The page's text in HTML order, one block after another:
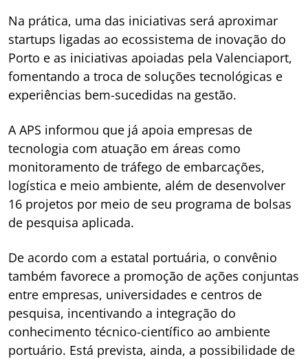
Na prática, uma das iniciativas será aproximar
startups ligadas ao ecossistema de inovação do
Porto e as iniciativas apoiadas pela Valenciaport,
fomentando a troca de soluções tecnológicas e
experiências bem-sucedidas na gestão.
A APS informou que já apoia empresas de
tecnologia com atuação em áreas como
monitoramento de tráfego de embarcações,
logística e meio ambiente, além de desenvolver
16 projetos por meio de seu programa de bolsas
de pesquisa aplicada.
De acordo com a estatal portuária, o convênio
também favorece a promoção de ações conjuntas
entre empresas, universidades e centros de
pesquisa, incentivando a integração do
conhecimento técnico-científico ao ambiente
portuário. Está prevista, ainda, a possibilidade de